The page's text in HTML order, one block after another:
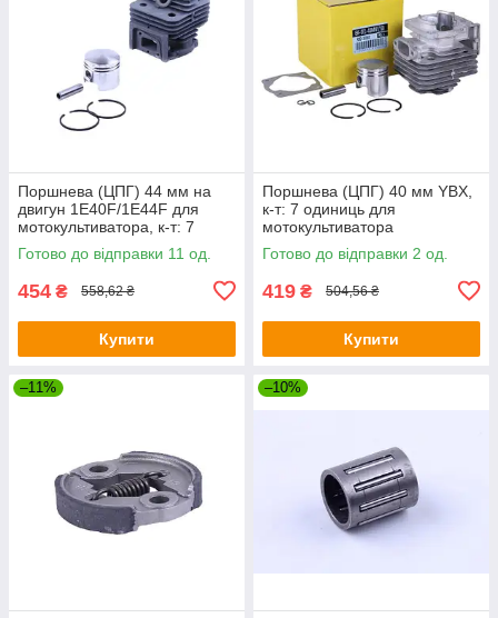
Поршнева (ЦПГ) 44 мм на
двигун 1Е40F/1E44F для
мотокультиватора, к-т: 7
одиниць
Готово до відправки 11 од.
454 ₴ 558,62 ₴
Купити
Поршнева (ЦПГ) 40 мм YBX,
к-т: 7 одиниць для
мотокультиватора
Готово до відправки 2 од.
419 ₴ 504,56 ₴
Купити
–11% –10%